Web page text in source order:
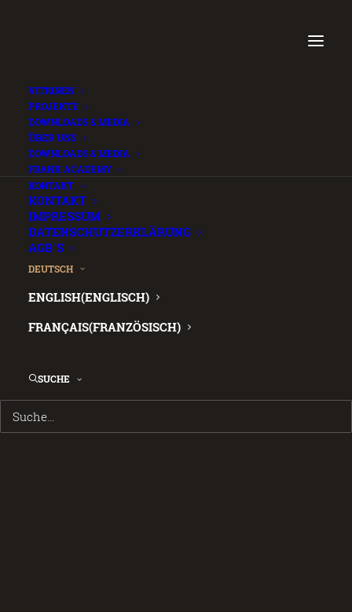
VITRINEN
PROJEKTE
DOWNLOADS & MEDIA
ÜBER UNS
DOWNLOADS & MEDIA
FRANK ACADEMY
.KONTAKT
KONTAKT
IMPRESSUM
DATENSCHUTZERKLÄRUNG
AGB´S
DEUTSCH
ENGLISH(ENGLISCH)
FRANÇAIS(FRANZÖSISCH)
SUCHE
Walmart Museum Bentonville USA